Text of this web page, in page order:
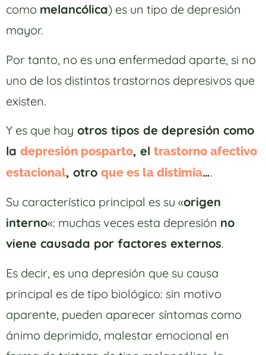
como melancólica) es un tipo de depresión
mayor.
Por tanto, no es una enfermedad aparte, si no
uno de los distintos trastornos depresivos que
existen.
Y es que hay otros tipos de depresión como
la depresión posparto, el trastorno afectivo
estacional, otro que es la distimia….
Su característica principal es su «origen
interno«: muchas veces esta depresión no
viene causada por factores externos.
Es decir, es una depresión que su causa
principal es de tipo biológico: sin motivo
aparente, pueden aparecer síntomas como
ánimo deprimido, malestar emocional en